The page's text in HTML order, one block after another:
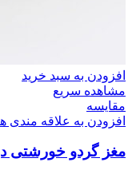
افزودن به سبد خرید
مشاهده سریع
مقایسه
افزودن به علاقه مندی
مغز گردو خورشتی